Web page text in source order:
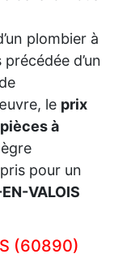
plombier à
d’un
le prix
à
pour un
VALOIS
(60890)